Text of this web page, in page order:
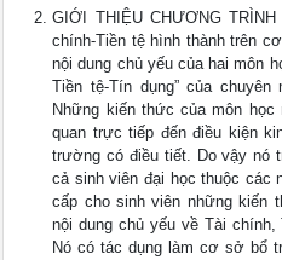
GIỚI THIỆU CHƯƠNG
chính-Tiền tệ hình thành trên
nội dung chủ yếu của hai môn
Tiền tệ-Tín dụng” của
Những kiến thức của môn
quan trực tiếp đến điều kiện
trường có điều tiết. Do vậy nó
cả sinh viên đại học thuộc các
cấp cho sinh viên những kiến
nội dung chủ yếu về Tài
Nó có tác dụng làm cơ sở bổ